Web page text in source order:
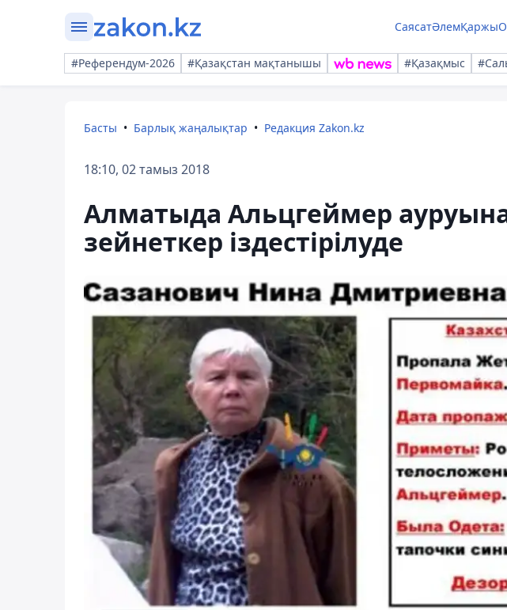
СаясатӘлемҚаржы
#Референдум-2026 #Қазақстан мақтанышы #Қазақмыс
Басты Барлық жаңалықтар Редакция Zakon.kz
18:10, 02 тамыз 2018
Алматыда Альцгеймер
зейнеткер іздестірілуде